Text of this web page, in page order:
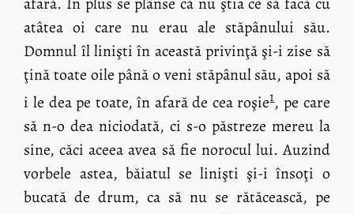
atâtea oi care nu erau ale stăpânului său.
Domnul îl linişti în această privinţă şi-i zise să
ţină toate oile până o veni stăpânul său, apoi să
i le dea pe toate, în afară de cea roşie1, pe care
să n-o dea niciodată, ci s-o păstreze mereu la
sine, căci aceea avea să fie norocul lui. Auzind
vorbele astea, băiatul se linişti şi-i însoţi o
bucată de drum, ca să nu se rătăcească, pe